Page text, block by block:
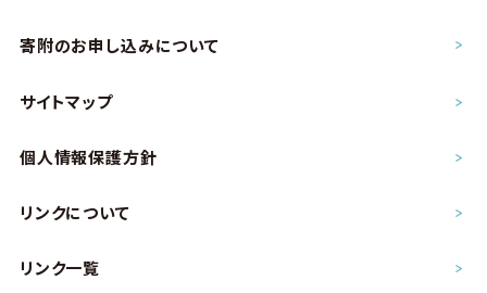
寄附のお申し込みについて
サイトマップ
個人情報保護方針
リンクについて
リンク一覧